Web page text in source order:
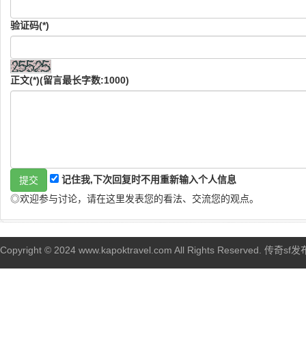
验证码(*)
正文(*)(留言最长字数:1000)
记住我,下次回复时不用重新输入个人信息
◎欢迎参与讨论，请在这里发表您的看法、交流您的观点。
Copyright © 2024 www.kapoktravel.com All Rights Reserved. 传奇sf发